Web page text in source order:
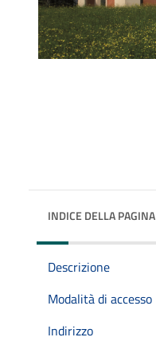
INDICE DELLA PAGINA
Descrizione
Modalità di accesso
Indirizzo